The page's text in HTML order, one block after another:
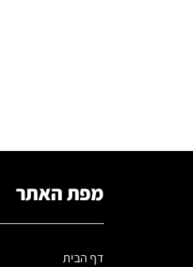
מפת האתר
דף הבית